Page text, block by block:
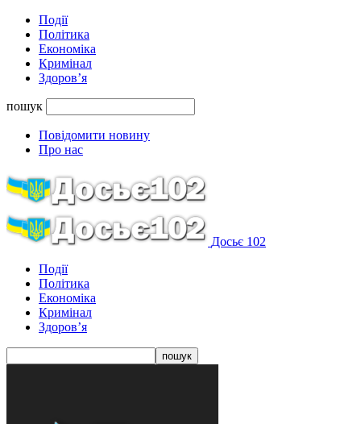
Події
Політика
Економіка
Кримінал
Здоров’я
пошук
Повідомити новину
Про нас
Досьє 102
Події
Політика
Економіка
Кримінал
Здоров’я